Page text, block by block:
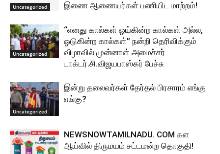
Uncategorized
இணை ஆணையர்கள் பணியிட மாற்றம்!
Uncategorized
“எனது கால்கள் ஓய்கின்ற கால்கள் அல்ல,
ஓடுகின்ற கால்கள்” நன்றி தெரிவிக்கும்
விழாவில் முன்னாள் அமைச்சர்
டாக்டர்.சி.விஜயபாஸ்கர் பேச்சு
Uncategorized
இன்று தலைவர்கள் தேர்தல் பிரசாரம் எங்கு
எங்கு?
NEWSNOWTAMILNADU. COM கள
ஆய்வில் திருமயம் சட்டமன்ற தொகுதி!